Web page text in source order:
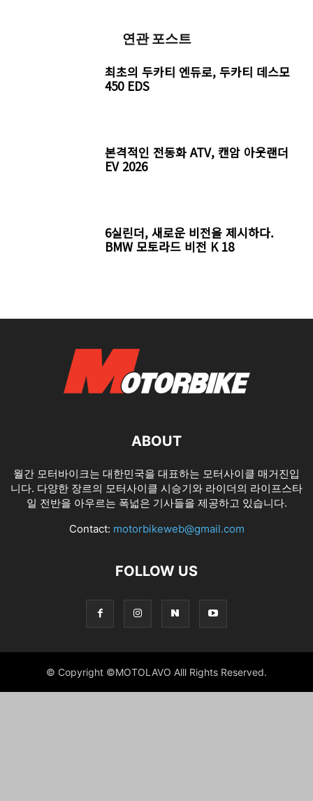
연관 포스트
최초의 두카티 엔듀로, 두카티 데스모
450 EDS
본격적인 전동화 ATV, 캔암 아웃랜더
EV 2026
6실린더, 새로운 비전을 제시하다.
BMW 모토라드 비전 K 18
ABOUT
월간 모터바이크는 대한민국을 대표하는 모터사이클 매거진입
니다. 다양한 장르의 모터사이클 시승기와 라이더의 라이프스타
일 전반을 아우르는 폭넓은 기사들을 제공하고 있습니다.
Contact: motorbikeweb@gmail.com
FOLLOW US
© Copyright ©MOTOLAVO Alll Rights Reserved.